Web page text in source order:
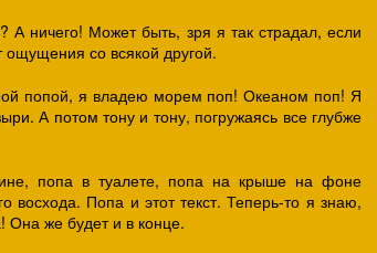
А ничего! Может быть, зря я так страдал, если
со всякой другой.
попой, я владею морем поп! Океаном поп! Я
А потом тону и тону, погружаясь все глубже
попа в туалете, попа на крыше на фоне
Попа и этот текст. Теперь-то я знаю,
Она же будет и в конце.